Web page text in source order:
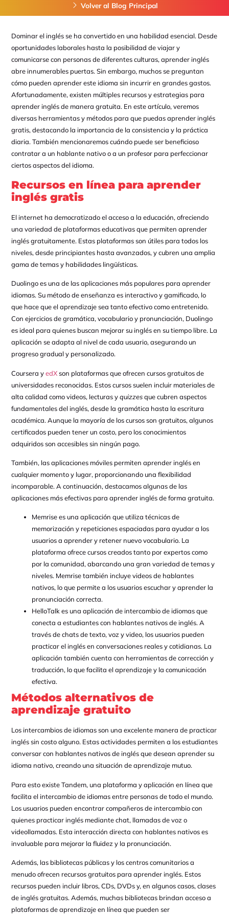
Volver al Blog Principal
Dominar el inglés se ha convertido en una habilidad esencial. Desde
oportunidades laborales hasta la posibilidad de viajar y
comunicarse con personas de diferentes culturas, aprender inglés
abre innumerables puertas. Sin embargo, muchos se preguntan
cómo pueden aprender este idioma sin incurrir en grandes gastos.
Afortunadamente, existen múltiples recursos y estrategias para
aprender inglés de manera gratuita. En este artículo, veremos
diversas herramientas y métodos para que puedas aprender inglés
gratis, destacando la importancia de la consistencia y la práctica
diaria. También mencionaremos cuándo puede ser beneficioso
contratar a un hablante nativo o a un profesor para perfeccionar
ciertos aspectos del idioma.
Recursos en línea para aprender
inglés gratis
El internet ha democratizado el acceso a la educación, ofreciendo
una variedad de plataformas educativas que permiten aprender
inglés gratuitamente. Estas plataformas son útiles para todos los
niveles, desde principiantes hasta avanzados, y cubren una amplia
gama de temas y habilidades lingüísticas.
Duolingo es una de las aplicaciones más populares para aprender
idiomas. Su método de enseñanza es interactivo y gamificado, lo
que hace que el aprendizaje sea tanto efectivo como entretenido.
Con ejercicios de gramática, vocabulario y pronunciación, Duolingo
es ideal para quienes buscan mejorar su inglés en su tiempo libre. La
aplicación se adapta al nivel de cada usuario, asegurando un
progreso gradual y personalizado.
Coursera yedXson plataformas que ofrecen cursos gratuitos de
universidades reconocidas. Estos cursos suelen incluir materiales de
alta calidad como videos, lecturas yquizzesque cubren aspectos
fundamentales del inglés, desde la gramática hasta la escritura
académica. Aunque la mayoría de los cursos son gratuitos, algunos
certificados pueden tener un costo, pero los conocimientos
adquiridos son accesibles sin ningún pago.
También, las aplicaciones móviles permiten aprender inglés en
cualquier momento y lugar, proporcionando una flexibilidad
incomparable. A continuación, destacamos algunas de las
aplicaciones más efectivas para aprender inglés de forma gratuita.
Memrise es una aplicación que utiliza técnicas de
memorización y repeticiones espaciadas para ayudar a los
usuarios a aprender y retener nuevo vocabulario. La
plataforma ofrece cursos creados tanto por expertos como
por la comunidad, abarcando una gran variedad de temas y
niveles. Memrise también incluye videos de hablantes
nativos, lo que permite a los usuarios escuchar y aprender la
pronunciación correcta.
HelloTalk es una aplicación de intercambio de idiomas que
conecta a estudiantes con hablantes nativos de inglés. A
través de chats de texto, voz y video, los usuarios pueden
practicar el inglés en conversaciones reales y cotidianas. La
aplicación también cuenta con herramientas de corrección y
traducción, lo que facilita el aprendizaje y la comunicación
efectiva.
Métodos alternativos de
aprendizaje gratuito
Los intercambios de idiomas son una excelente manera de practicar
inglés sin costo alguno. Estas actividades permiten a los estudiantes
conversar con hablantes nativos de inglés que desean aprender su
idioma nativo, creando una situación de aprendizaje mutuo.
Para esto existe Tandem, una plataforma y aplicación en línea que
facilita el intercambio de idiomas entre personas de todo el mundo.
Los usuarios pueden encontrar compañeros de intercambio con
quienes practicar inglés mediante chat, llamadas de voz o
videollamadas. Esta interacción directa con hablantes nativos es
invaluable para mejorar la fluidez y la pronunciación.
Además, las bibliotecas públicas y los centros comunitarios a
menudo ofrecen recursos gratuitos para aprender inglés. Estos
recursos pueden incluir libros, CDs, DVDs y, en algunos casos, clases
de inglés gratuitas. Además, muchas bibliotecas brindan acceso a
plataformas de aprendizaje en línea que pueden ser